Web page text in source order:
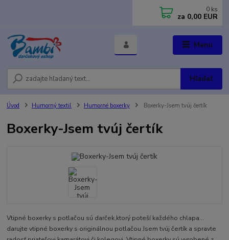
Menu
Hľadať
0 ks
za 0,00 EUR
Úvod Humorný textil Humorné boxerky Boxerky-Jsem tvúj čertík
Boxerky-Jsem tvúj čertík
Vtipné boxerky s potlačou sú darček,ktorý poteší každého chlapa...
darujte vtipné boxerky s originálnou potlačou Jsem tvúj čertík a spravte